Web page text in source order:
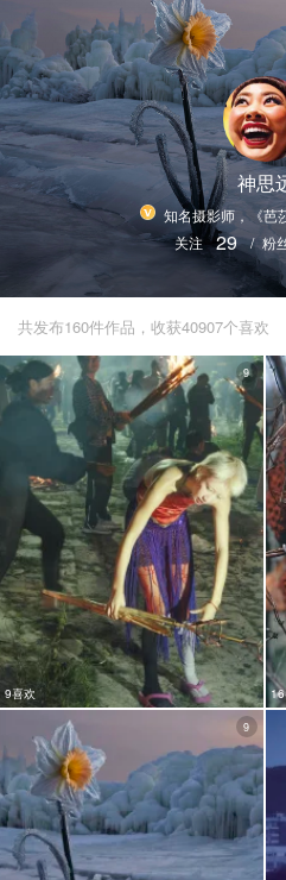
神思
知名摄影师，《芭
关注
29 / 粉
共发布160件作品，收获40907个喜欢
9喜欢
9
9